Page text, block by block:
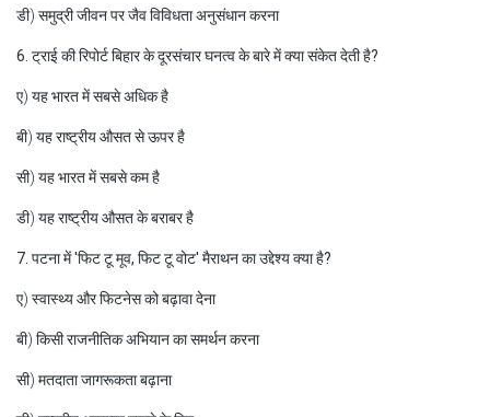
डी) समुद्री जीवन पर जैव विविधता अनुसंधान करना
6. ट्राई की रिपोर्ट बिहार के दूरसंचार घनत्व के बारे में क्या संकेत देती है?
ए) यह भारत में सबसे अधिक है
बी) यह राष्ट्रीय औसत से ऊपर है
सी) यह भारत में सबसे कम है
डी) यह राष्ट्रीय औसत के बराबर है
7. पटना में 'फिट टू मूव, फिट टू वोट' मैराथन का उद्देश्य क्या है?
ए) स्वास्थ्य और फिटनेस को बढ़ावा देना
बी) किसी राजनीतिक अभियान का समर्थन करना
सी) मतदाता जागरूकता बढ़ाना